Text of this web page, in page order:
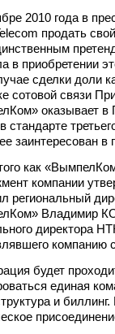
2010 года в
продать
в приобретении
сделки доли
сотовой связи
оказывает в
стандарте
заинтересован в
как
компании
региональный
Владимир
директора
компанию
будет
единая
и